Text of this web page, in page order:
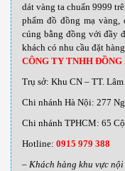
dát vàng ta chuẩn 9999
phẩm đồ đồng mạ
cúng bằng đồng với đầy
khách có nhu cầu đặt
CÔNG TY TNHH
Trụ sở: Khu CN – TT.
Chi nhánh Hà Nội: 277
Chi nhánh TPHCM: 65
Hotline: 0915 979 388
– Khách hàng khu vực